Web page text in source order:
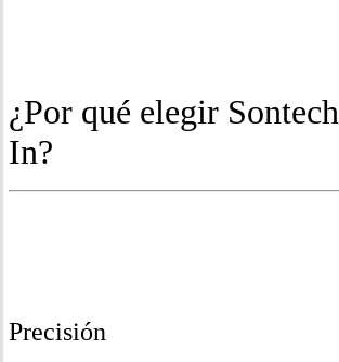
¿Por qué elegir
In?
Precisión